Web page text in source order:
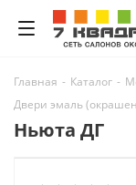
Главная - Каталог -
Двери эмаль
Ньюта ДГ